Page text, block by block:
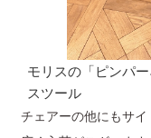
モリスの「ピンパ
スツール
チェアーの他にもサ